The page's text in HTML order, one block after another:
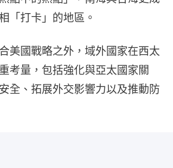
「打卡」的地區。
美國戰略之外，域外國家在西太
考量，包括強化與亞太國家關
全、拓展外交影響力以及推動防